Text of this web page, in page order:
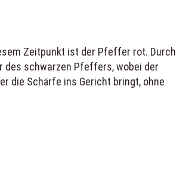
Zeitpunkt ist der Pfeffer rot. Durch
des schwarzen Pfeffers, wobei der
die Schärfe ins Gericht bringt, ohne